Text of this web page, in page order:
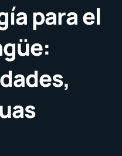
para el